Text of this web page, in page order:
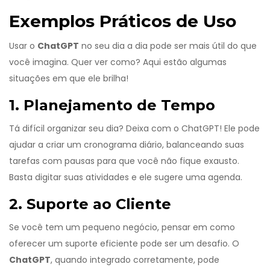
Exemplos Práticos de Uso
Usar o ChatGPT no seu dia a dia pode ser mais útil do que
você imagina. Quer ver como? Aqui estão algumas
situações em que ele brilha!
1. Planejamento de Tempo
Tá difícil organizar seu dia? Deixa com o ChatGPT! Ele pode
ajudar a criar um cronograma diário, balanceando suas
tarefas com pausas para que você não fique exausto.
Basta digitar suas atividades e ele sugere uma agenda.
2. Suporte ao Cliente
Se você tem um pequeno negócio, pensar em como
oferecer um suporte eficiente pode ser um desafio. O
ChatGPT, quando integrado corretamente, pode